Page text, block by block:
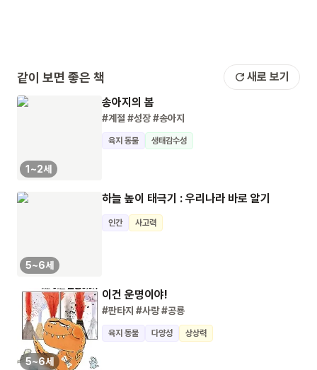
같이 보면 좋은 책 새로 보기
1~2세
송아지의 봄
#계절 #성장#송아지
육지 동물 생태감수성
5~6세
하늘 높이 태극기 : 우리나라 바로 알기
인간 사고력
5~6세
이건 운명이야!
#판타지 #사랑#공룡
육지 동물 다양성 상상력